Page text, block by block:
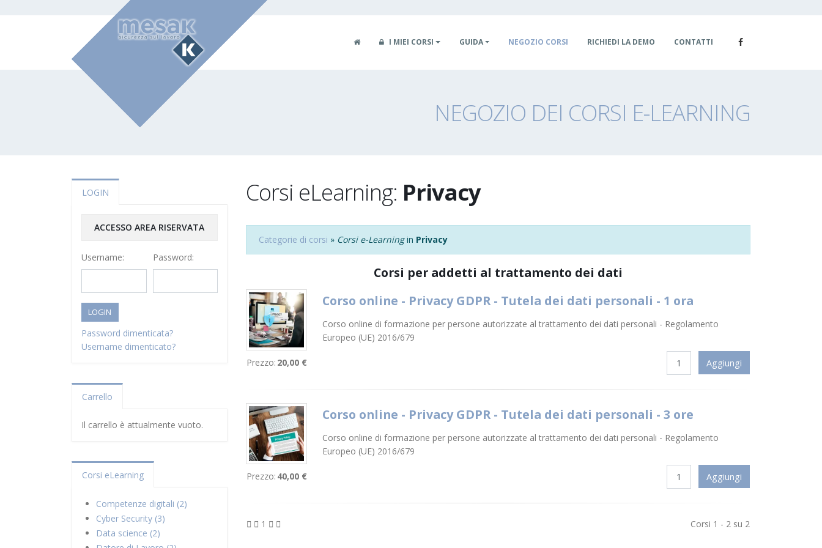
I MIEI CORSI GUIDA NEGOZIO CORSI RICHIEDI LA DEMO CONTATTI
NEGOZIO DEI CORSI E-LEARNING
LOGIN
ACCESSO AREA RISERVATA
Username: Password:
LOGIN
Password dimenticata?
Username dimenticato?
Carrello
Il carrello è attualmente vuoto.
Corsi eLearning
Competenze digitali (2)
Cyber Security (3)
Data science (2)
Corsi eLearning: Privacy
Categorie di corsi » Corsi e-Learningin Privacy
Corsi per addetti al trattamento dei dati
Corso online - Privacy GDPR - Tutela dei dati personali - 1 ora
Corso online di formazione per persone autorizzate al trattamento dei dati personali - Regolamento
Europeo (UE) 2016/679
Prezzo: 20,00 €
Corso online - Privacy GDPR - Tutela dei dati personali - 3 ore
Corso online di formazione per persone autorizzate al trattamento dei dati personali - Regolamento
Europeo (UE) 2016/679
Prezzo: 40,00 €
1 Corsi 1 - 2 su 2